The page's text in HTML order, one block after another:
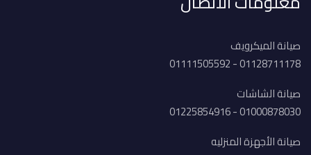
صيانة الميكرويف
01128711178 - 01111505592
صيانة الشاشات
01000878030 - 01225854916
صيانة الأجهزة المنزليه